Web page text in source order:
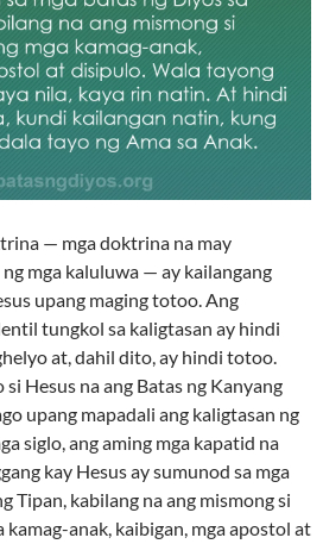
— mga doktrina na may
mga kaluluwa — ay kailangang
upang maging totoo. Ang
tungkol sa kaligtasan ay hindi
at, dahil dito, ay hindi totoo.
Hesus na ang Batas ng Kanyang
upang mapadali ang kaligtasan ng
siglo, ang aming mga kapatid na
kay Hesus ay sumunod sa mga
Tipan, kabilang na ang mismong si
kamag-anak, kaibigan, mga apostol at